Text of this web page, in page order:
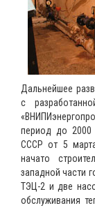
Дальнейшее
с
период до 2000
СССР от 5
начато
западной части
ТЭЦ-2 и две
обслуживания